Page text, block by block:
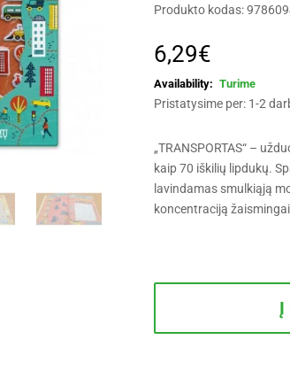
Produkto kodas:
6,29€
Turime
Pristatysime per: 1-2
„TRANSPORTAS“ –
kaip 70 iškilių lipdukų.
lavindamas smulkiąją
koncentraciją
kiekis:
Į